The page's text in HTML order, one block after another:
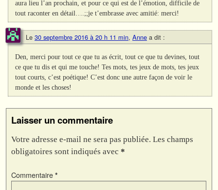
aura lieu l’an prochain, et pour ce qui est de l’émotion, difficile de
tout raconter en détail….;;je t’embrasse avec amitié: merci!
Le 30 septembre 2016 à 20 h 11 min, Anne a dit :
Den, merci pour tout ce que tu as écrit, tout ce que tu devines, tout
ce que tu dis et qui me touche! Tes mots, tes jeux de mots, tes jeux
tout courts, c’est poétique! C’est donc une autre façon de voir le
monde et les choses!
Laisser un commentaire
Votre adresse e-mail ne sera pas publiée. Les champs
obligatoires sont indiqués avec *
Commentaire *